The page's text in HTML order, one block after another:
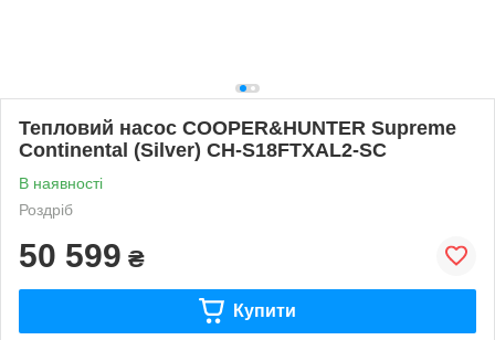
Тепловий насос COOPER&HUNTER Supreme
Continental (Silver) CH-S18FTXAL2-SC
В наявності
Роздріб
50 599 ₴
Купити